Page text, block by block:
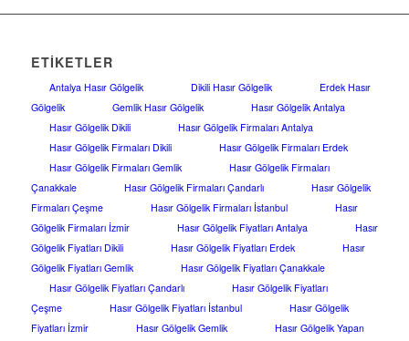
ETIKETLER
Antalya Hasır Gölgelik Dikili Hasır Gölgelik
Erdek Hasır
Gölgelik
Gemlik Hasır Gölgelik
Hasır Gölgelik Antalya
Hasır Gölgelik Dikili
Hasır Gölgelik Firmaları Antalya
Hasır Gölgelik Firmaları Dikili
Hasır Gölgelik Firmaları Erdek
Hasır Gölgelik Firmaları Gemlik
Hasır Gölgelik Firmaları
Çanakkale
Hasır Gölgelik Firmaları Çandarlı
Hasır Gölgelik
Firmaları Çeşme
Hasır Gölgelik Firmaları İstanbul
Hasır
Gölgelik Firmaları İzmir
Hasır Gölgelik Fiyatları Antalya
Hasır
Gölgelik Fiyatları Dikili
Hasır Gölgelik Fiyatları Erdek
Hasır
Gölgelik Fiyatları Gemlik
Hasır Gölgelik Fiyatları Çanakkale
Hasır Gölgelik Fiyatları Çandarlı
Hasır Gölgelik Fiyatları
Çeşme
Hasır Gölgelik Fiyatları İstanbul
Hasır Gölgelik
Fiyatları İzmir
Hasır Gölgelik Gemlik
Hasır Gölgelik Yapan